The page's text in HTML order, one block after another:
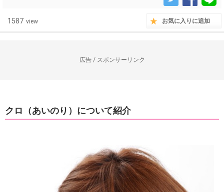
1587 view お気に入りに追加
広告 / スポンサーリンク
クロ（あいのり）について紹介